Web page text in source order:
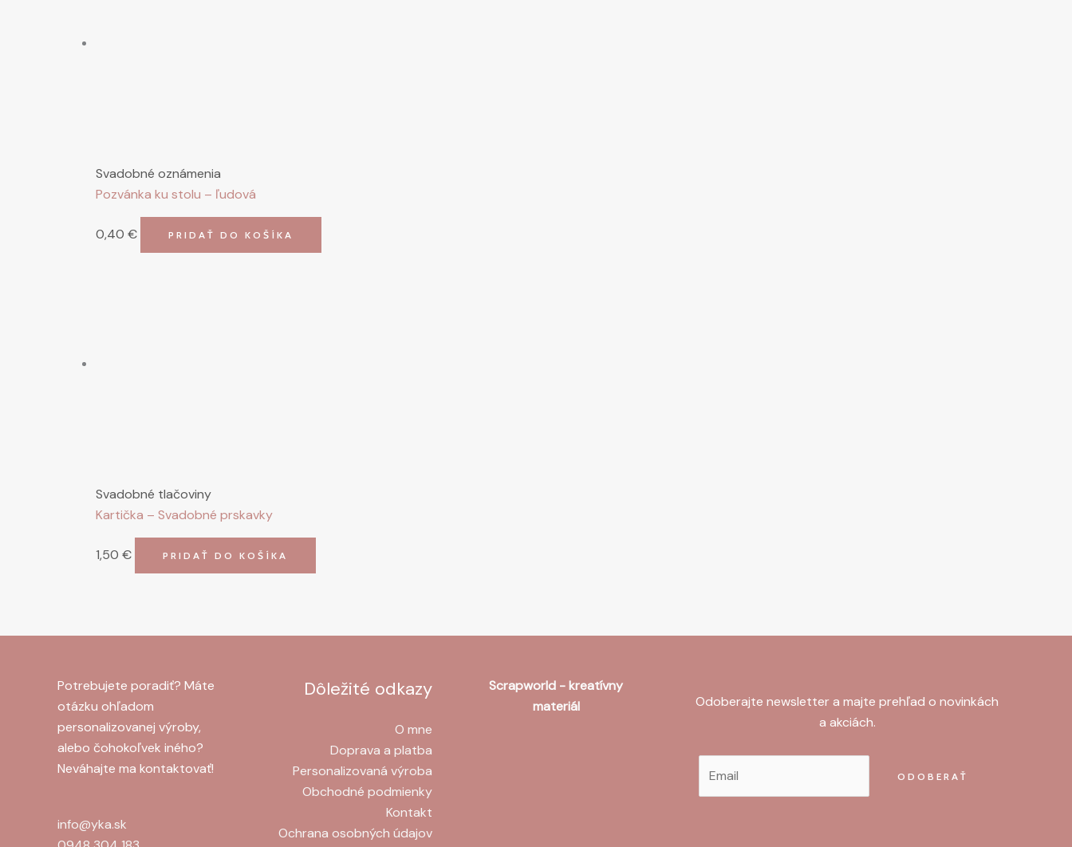
Svadobné oznámenia
Pozvánka ku stolu – ľudová
0,40 € PRIDAŤ DO KOŠÍKA
Svadobné tlačoviny
Kartička – Svadobné prskavky
1,50 € PRIDAŤ DO KOŠÍKA
Potrebujete poradiť? Máte
otázku ohľadom
personalizovanej výroby,
alebo čohokoľvek iného?
Neváhajte ma kontaktovať!
info@yka.sk
Dôležité odkazy
O mne
Doprava a platba
Personalizovaná výroba
Obchodné podmienky
Kontakt
Ochrana osobných údajov
Scrapworld - kreatívny
materiál
Odoberajte newsletter a majte prehľad o novinkách
a akciách.